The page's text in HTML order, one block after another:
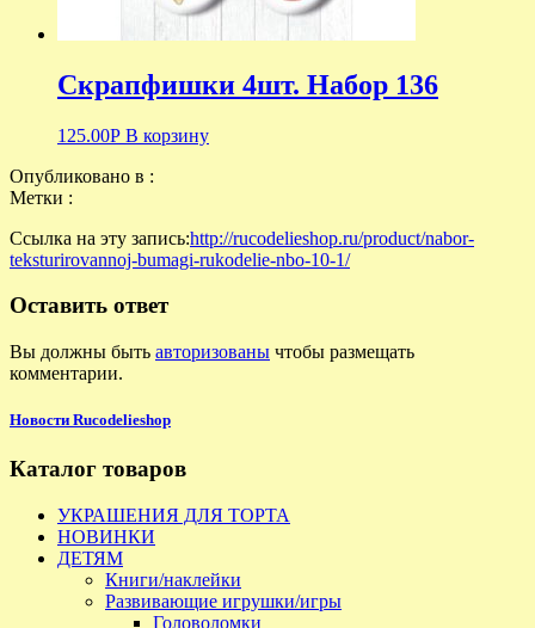
Скрапфишки 4шт. Набор 136
125.00Р В корзину
Опубликовано в :
Метки :
Ссылка на эту запись:http://rucodelieshop.ru/product/nabor-
teksturirovannoj-bumagi-rukodelie-nbo-10-1/
Оставить ответ
Вы должны быть авторизованы чтобы размещать
комментарии.
Новости Rucodelieshop
Каталог товаров
УКРАШЕНИЯ ДЛЯ ТОРТА
НОВИНКИ
ДЕТЯМ
Книги/наклейки
Развивающие игрушки/игры
Головоломки